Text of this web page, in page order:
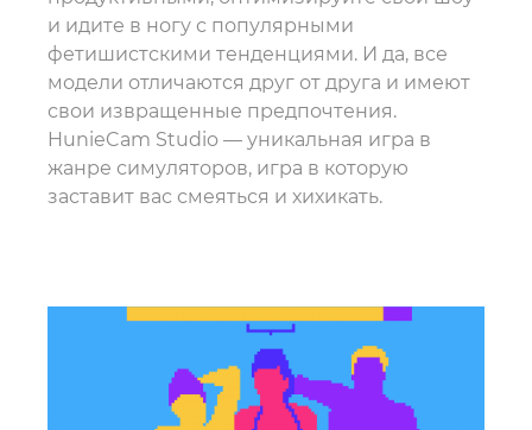
и идите в ногу с популярными
фетишистскими тенденциями. И да, все
модели отличаются друг от друга и имеют
свои извращенные предпочтения.
HunieCam Studio — уникальная игра в
жанре симуляторов, игра в которую
заставит вас смеяться и хихикать.